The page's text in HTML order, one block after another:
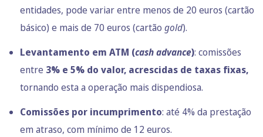
entidades, pode variar entre menos de 20 euros (cartão
básico) e mais de 70 euros (cartão gold).
Levantamento em ATM (cash advance): comissões
entre 3% e 5% do valor, acrescidas de taxas fixas,
tornando esta a operação mais dispendiosa.
Comissões por incumprimento: até 4% da prestação
em atraso, com mínimo de 12 euros.